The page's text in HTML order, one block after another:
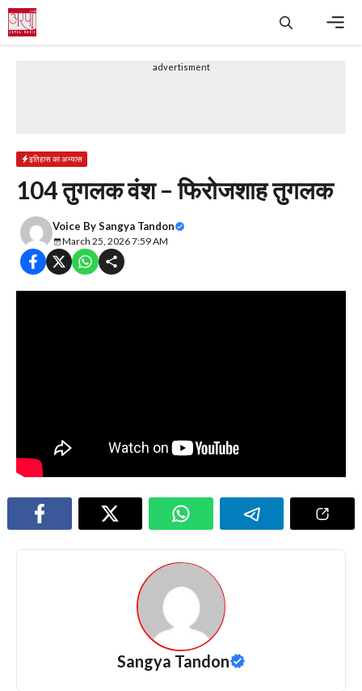
Skip
to
content
advertisment
इतिहास का अभ्यास
104 तुगलक वंश – फिरोजशाह तुगलक
Voice BySangya Tandon
March 25, 2026 7:59 AM
Sangya Tandon